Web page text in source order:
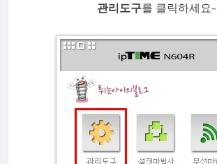
관리도구를 클릭하세요~